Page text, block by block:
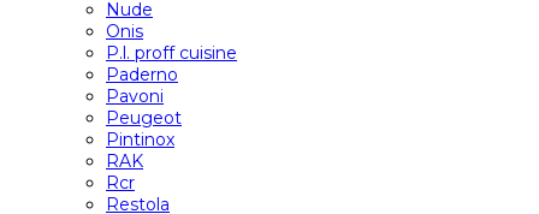
Nude
Onis
P.l. proff cuisine
Paderno
Pavoni
Peugeot
Pintinox
RAK
Rcr
Restola